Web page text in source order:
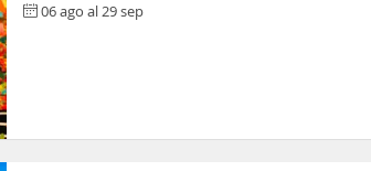
06 ago al 29 sep